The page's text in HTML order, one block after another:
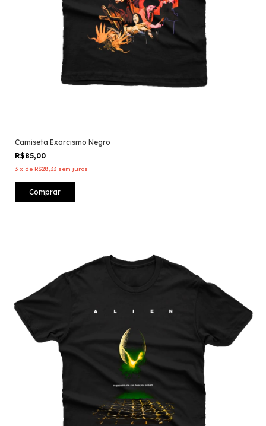
Camiseta Exorcismo Negro
R$85,00
3 x de R$28,33 sem juros
Comprar